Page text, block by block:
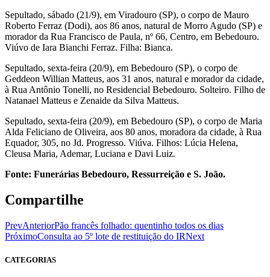
Sepultado, sábado (21/9), em Viradouro (SP), o corpo de Mauro
Roberto Ferraz (Dodi), aos 86 anos, natural de Morro Agudo (SP) e
morador da Rua Francisco de Paula, nº 66, Centro, em Bebedouro.
Viúvo de Iara Bianchi Ferraz. Filha: Bianca.
Sepultado, sexta-feira (20/9), em Bebedouro (SP), o corpo de
Geddeon Willian Matteus, aos 31 anos, natural e morador da cidade,
à Rua Antônio Tonelli, no Residencial Bebedouro. Solteiro. Filho de
Natanael Matteus e Zenaide da Silva Matteus.
Sepultado, sexta-feira (20/9), em Bebedouro (SP), o corpo de Maria
Alda Feliciano de Oliveira, aos 80 anos, moradora da cidade, à Rua
Equador, 305, no Jd. Progresso. Viúva. Filhos: Lúcia Helena,
Cleusa Maria, Ademar, Luciana e Davi Luiz.
Fonte: Funerárias Bebedouro, Ressurreição e S. João.
Compartilhe
PrevAnteriorPão francês folhado: quentinho todos os dias
PróximoConsulta ao 5º lote de restituição do IRNext
CATEGORIAS